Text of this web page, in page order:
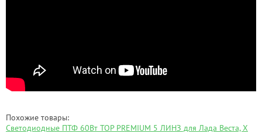
Похожие товары:
Светодиодные ПТФ 60Вт TOP PREMIUM 5 ЛИНЗ для Лада Веста, Х